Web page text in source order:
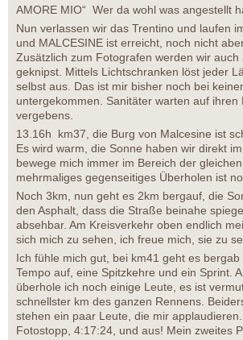
AMORE MIO“ Wer da wohl was angestellt
Nun verlassen wir das Trentino und laufen
und MALCESINE ist erreicht, noch nicht
Zusätzlich zum Fotografen werden wir auch
geknipst. Mittels Lichtschranken löst jeder
selbst aus. Das ist mir bisher noch bei
untergekommen. Sanitäter warten auf ihren
vergebens.
13.16h km37, die Burg von Malcesine ist
Es wird warm, die Sonne haben wir direkt
bewege mich immer im Bereich der gleichen
mehrmaliges gegenseitiges Überholen ist
Noch 3km, nun geht es 2km bergauf, die
den Asphalt, dass die Straße beinahe
absehbar. Am Kreisverkehr oben endlich
sich mich zu sehen, ich freue mich, sie zu
Ich fühle mich gut, bei km41 geht es
Tempo auf, eine Spitzkehre und ein Sprint.
überhole ich noch einige Leute, es ist
schnellster km des ganzen Rennens.
stehen ein paar Leute, die mir
Fotostopp, 4:17:24, und aus! Mein zweites